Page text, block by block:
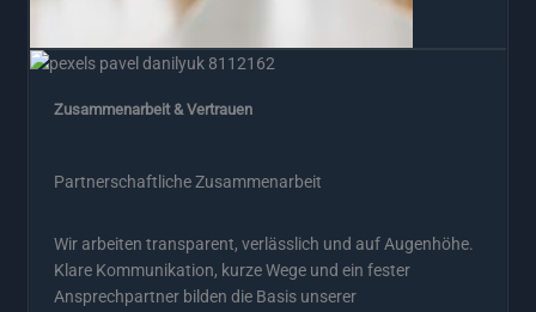
Zusammenarbeit & Vertrauen
Partnerschaftliche Zusammenarbeit
Wir arbeiten transparent, verlässlich und auf Augenhöhe.
Klare Kommunikation, kurze Wege und ein fester
Ansprechpartner bilden die Basis unserer